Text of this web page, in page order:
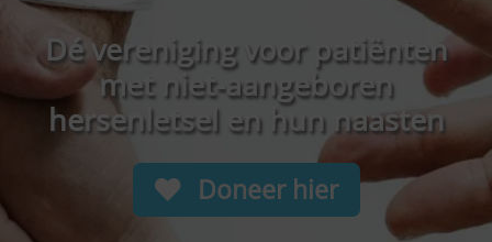
Dé vereniging voor patiënten
met niet-aangeboren
hersenletsel en hun naasten
Doneer hier